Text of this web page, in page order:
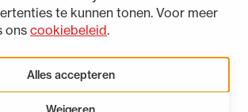
te kunnen tonen. Voor meer
ons cookiebeleid.
Alles accepteren